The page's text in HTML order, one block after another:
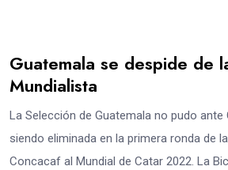
Guatemala se despide de
Mundialista
La Selección de Guatemala no pudo
siendo eliminada en la primera ronda de
Concacaf al Mundial de Catar 2022. La